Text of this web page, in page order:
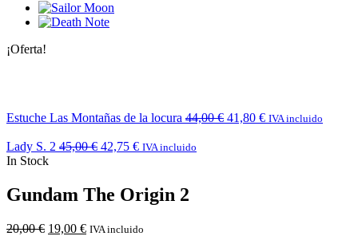
¡Oferta!
Estuche Las Montañas de la locura 44,00€ 41,80 € IVA incluido
Lady S. 2 45,00€ 42,75 € IVA incluido
In Stock
Gundam The Origin 2
20,00€ 19,00 € IVA incluido